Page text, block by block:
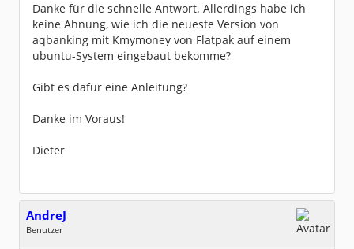
Danke für die schnelle Antwort. Allerdings habe ich
keine Ahnung, wie ich die neueste Version von
aqbanking mit Kmymoney von Flatpak auf einem
ubuntu-System eingebaut bekomme?
Gibt es dafür eine Anleitung?
Danke im Voraus!
Dieter
AndreJ
Benutzer